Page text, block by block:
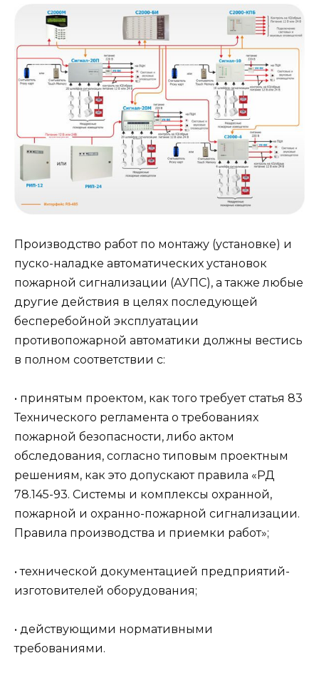
Производство работ по монтажу (установке) и
пуско-наладке автоматических установок
пожарной сигнализации (АУПС), а также любые
другие действия в целях последующей
бесперебойной эксплуатации
противопожарной автоматики должны вестись
в полном соответствии с:
• принятым проектом, как того требует статья 83
Технического регламента о требованиях
пожарной безопасности, либо актом
обследования, согласно типовым проектным
решениям, как это допускают правила «РД
78.145-93. Системы и комплексы охранной,
пожарной и охранно-пожарной сигнализации.
Правила производства и приемки работ»;
• технической документацией предприятий-
изготовителей оборудования;
• действующими нормативными
требованиями.